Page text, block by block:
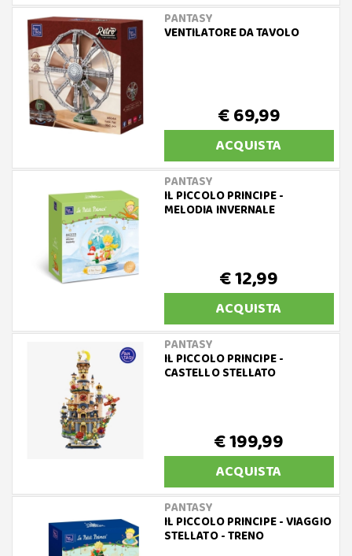
PANTASY
VENTILATORE DA TAVOLO
€ 69,99
ACQUISTA
PANTASY
IL PICCOLO PRINCIPE -
MELODIA INVERNALE
€ 12,99
ACQUISTA
PANTASY
IL PICCOLO PRINCIPE -
CASTELLO STELLATO
€ 199,99
ACQUISTA
PANTASY
IL PICCOLO PRINCIPE - VIAGGIO
STELLATO - TRENO